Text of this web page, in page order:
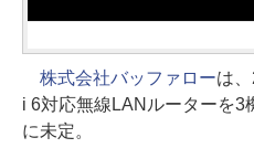
株式会社バッファローは
i 6対応無線LANルーターを3
に未定。